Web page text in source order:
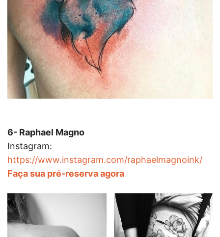
6- Raphael Magno
Instagram:
https://www.instagram.com/raphaelmagnoink/
Faça sua pré-reserva agora